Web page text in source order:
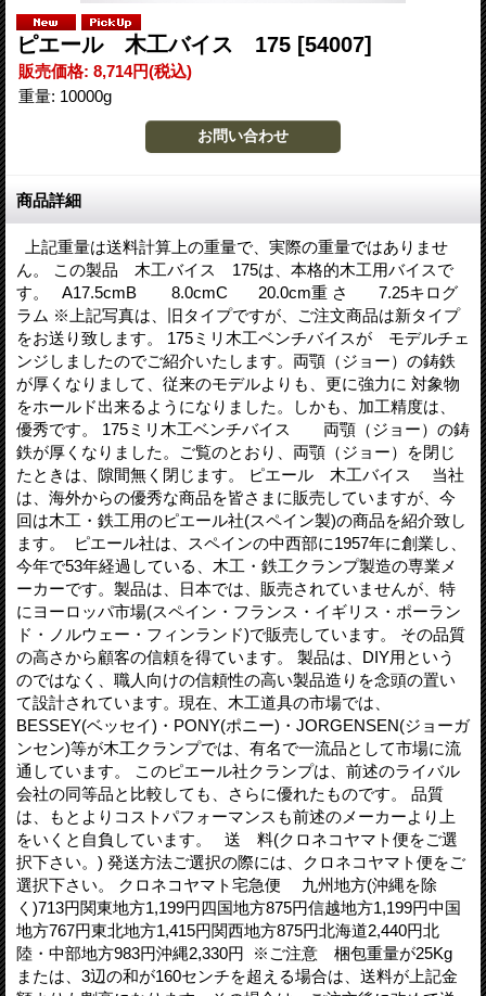
ピエール 木工バイス 175 [54007]
販売価格: 8,714円(税込)
重量: 10000g
商品詳細
上記重量は送料計算上の重量で、実際の重量ではありませ
ん。 この製品 木工バイス 175は、本格的木工用バイスで
す。 A17.5cmB 8.0cmC 20.0cm重 さ 7.25キログ
ラム ※上記写真は、旧タイプですが、ご注文商品は新タイプ
をお送り致します。 175ミリ木工ベンチバイスが モデルチェ
ンジしましたのでご紹介いたします。両顎（ジョー）の鋳鉄
が厚くなりまして、従来のモデルよりも、更に強力に 対象物
をホールド出来るようになりました。しかも、加工精度は、
優秀です。 175ミリ木工ベンチバイス 両顎（ジョー）の鋳
鉄が厚くなりました。ご覧のとおり、両顎（ジョー）を閉じ
たときは、隙間無く閉じます。 ピエール 木工バイス 当社
は、海外からの優秀な商品を皆さまに販売していますが、今
回は木工・鉄工用のピエール社(スペイン製)の商品を紹介致し
ます。 ピエール社は、スペインの中西部に1957年に創業し、
今年で53年経過している、木工・鉄工クランプ製造の専業メ
ーカーです。製品は、日本では、販売されていませんが、特
にヨーロッパ市場(スペイン・フランス・イギリス・ポーラン
ド・ノルウェー・フィンランド)で販売しています。 その品質
の高さから顧客の信頼を得ています。 製品は、DIY用という
のではなく、職人向けの信頼性の高い製品造りを念頭の置い
て設計されています。現在、木工道具の市場では、
BESSEY(ベッセイ)・PONY(ポニー)・JORGENSEN(ジョーガ
ンセン)等が木工クランプでは、有名で一流品として市場に流
通しています。 このピエール社クランプは、前述のライバル
会社の同等品と比較しても、さらに優れたものです。 品質
は、もとよりコストパフォーマンスも前述のメーカーより上
をいくと自負しています。 送 料(クロネコヤマト便をご選
択下さい。) 発送方法ご選択の際には、クロネコヤマト便をご
選択下さい。 クロネコヤマト宅急便 九州地方(沖縄を除
く)713円関東地方1,199円四国地方875円信越地方1,199円中国
地方767円東北地方1,415円関西地方875円北海道2,440円北
陸・中部地方983円沖縄2,330円 ※ご注意 梱包重量が25Kg
または、3辺の和が160センチを超える場合は、送料が上記金